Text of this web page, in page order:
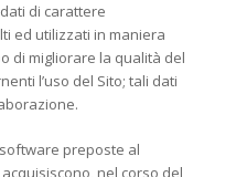
di carattere
ed utilizzati in maniera
di migliorare la qualità del
l’uso del Sito; tali dati
preposte al
nel corso del